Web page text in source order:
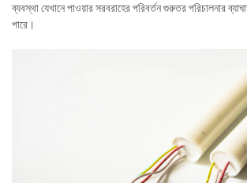
ব্যবস্থা যেখানে পাওয়ার সরবরাহের পরিবর্তন গুরুতর পরিচালনার
পারে।